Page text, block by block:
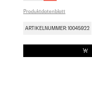
Produktdatenblatt
ARTIKELNUMMER: 10045922